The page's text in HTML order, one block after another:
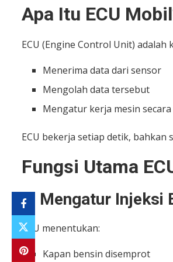
Apa Itu ECU
ECU (Engine Control Unit)
Menerima data dari sensor
Mengolah data tersebut
Mengatur kerja mesin
ECU bekerja setiap detik,
Fungsi Utama
1. Mengatur Injeksi
ECU menentukan:
Kapan bensin disemprot